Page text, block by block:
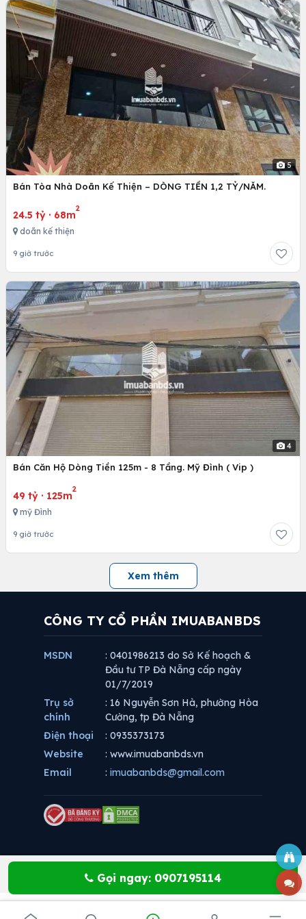
5
Bán Tòa Nhà Doãn Kế Thiện – DÒNG TIỀN 1,2 TỶ/NĂM.
24.5 tỷ · 68m
2
doãn kế thiện
9 giờ trước
4
Bán Căn Hộ Dòng Tiền 125m - 8 Tầng. Mỹ Đình ( Vip )
49 tỷ · 125m
2
mỹ Đình
9 giờ trước
Xem thêm
Gọi ngay: 0907195114
CÔNG TY CỔ PHẦN IMUABANBDS
MSDN
: 0401986213 do Sở Kế hoạch &
Đầu tư TP Đà Nẵng cấp ngày
01/7/2019
Trụ sở
chính
: 16 Nguyễn Sơn Hà, phường Hòa
Cường, tp Đà Nẵng
Điện thoại
: 0935373173
Website
: www.imuabanbds.vn
Email
: imuabanbds@gmail.com